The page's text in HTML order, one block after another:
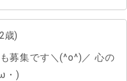
歳)
募集です＼(^o^)／ 心の
・)